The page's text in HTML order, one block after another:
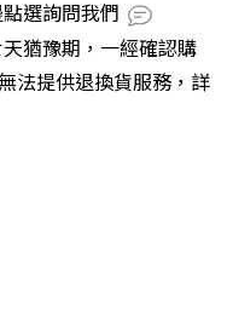
選詢問我們
猶豫期，一經確認購
法提供退換貨服務，詳